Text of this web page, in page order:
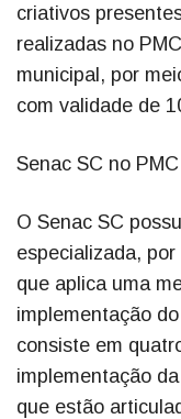
criativos
realizadas no
municipal, por
com validade de
Senac SC no PMC
O Senac SC
especializada,
que aplica uma
implementação
consiste em
implementação
que estão